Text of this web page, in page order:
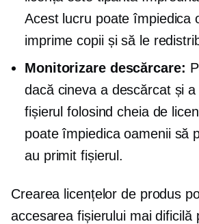
Acest lucru poate împiedica
imprime copii și să le
Monitorizare descărcare:
dacă cineva a descărcat și
fișierul folosind cheia de
poate împiedica oamenii să
au primit fișierul.
Crearea licențelor de produs
accesarea fișierului mai dificilă